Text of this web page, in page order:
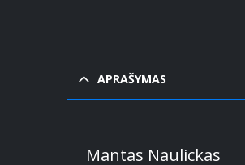
APRAŠYMAS
Mantas Naulickas